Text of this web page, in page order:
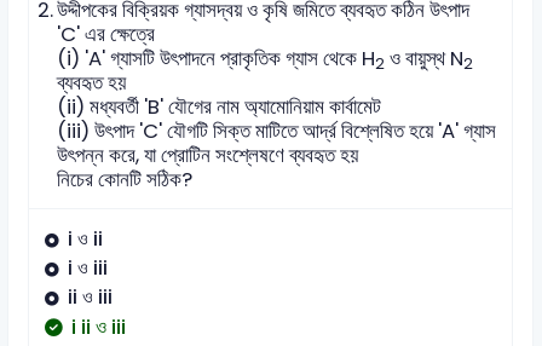
2.উদ্দীপকের বিক্রিয়ক গ্যাসদ্বয় ও কৃষি জমিতে ব্যবহৃত কঠিন উৎপাদ
'C' এর ক্ষেত্রে
(i) 'A' গ্যাসটি উৎপাদনে প্রাকৃতিক গ্যাস থেকে H2 ও বায়ুস্থ N2
ব্যবহৃত হয়
(ii) মধ্যবর্তী 'B' যৌগের নাম অ্যামোনিয়াম কার্বামেট
(iii) উৎপাদ 'C' যৌগটি সিক্ত মাটিতে আর্দ্র বিশ্লেষিত হয়ে 'A' গ্যাস
উৎপন্ন করে, যা প্রোটিন সংশ্লেষণে ব্যবহৃত হয়
নিচের কোনটি সঠিক?
i ও ii
i ও iii
ii ও iii
i ii ও iii